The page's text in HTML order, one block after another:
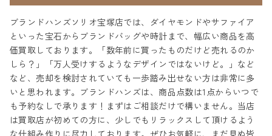
ブランドハンズソリオ宝塚店では、ダイヤモンドやサファイア
といった宝石からブランドバッグや時計まで、幅広い商品を高
価買取しております。「数年前に買ったものだけど売れるのか
しら？」「万人受けするようなデザインではないけど。」など
など、売却を検討されていても一歩踏み出せない方は非常に多
いと思われます。ブランドハンズは、商品点数は1点からいつで
も予約なしで承ります！まずはご相談だけで構いません。当店
は買取店が初めての方に、少しでもリラックスして頂けるよう